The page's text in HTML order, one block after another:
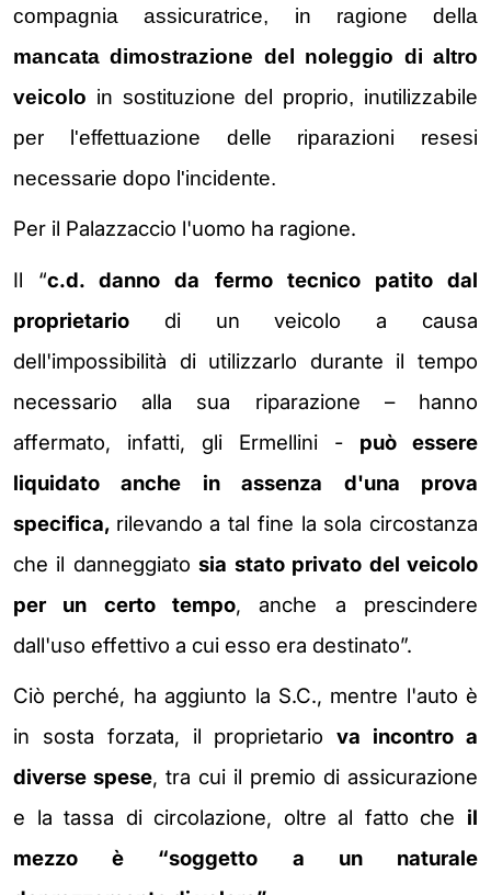
compagnia assicuratrice, in ragione della
mancata dimostrazione del noleggio di altro
veicolo in sostituzione del proprio, inutilizzabile
per l'effettuazione delle riparazioni resesi
necessarie dopo l'incidente.
Per il Palazzaccio l'uomo ha ragione.
Il “c.d. danno da fermo tecnico patito dal
proprietario di un veicolo a causa
dell'impossibilità di utilizzarlo durante il tempo
necessario alla sua riparazione – hanno
affermato, infatti, gli Ermellini - può essere
liquidato anche in assenza d'una prova
specifica, rilevando a tal fine la sola circostanza
che il danneggiatosia stato privato del veicolo
per un certo tempo, anche a prescindere
dall'uso effettivo a cui esso era destinato”.
Ciò perché, ha aggiunto la S.C., mentre l'auto è
in sosta forzata, il proprietariova incontro a
diverse spese, tra cui il premio di assicurazione
e la tassa di circolazione, oltre al fatto che il
mezzo è “soggetto a un naturale